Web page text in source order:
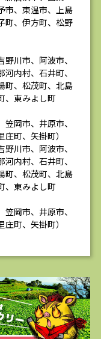
市、東温市、上島
町、伊方町、松野
川市、阿波市、
内村、石井町、
町、松茂町、北島
、東みよし町
岡市、井原市、
町、矢掛町）
川市、阿波市、
内村、石井町、
町、松茂町、北島
、東みよし町
岡市、井原市、
町、矢掛町）